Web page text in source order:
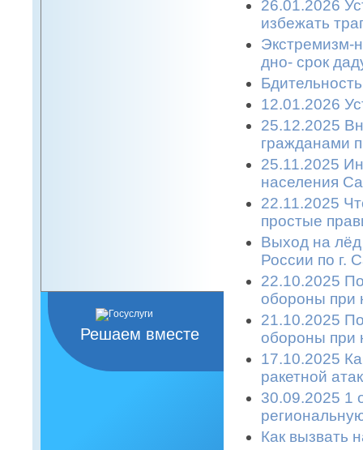
Решаем вместе
26.01.2026
избежать
Экстремизм-
дно- срок
12.01.2026
25.12.2025
гражданами
25.11.2025
населения
22.11.2025
простые
Выход на
России по г.
22.10.2025
обороны при
21.10.2025
обороны при
17.10.2025
ракетной
30.09.2025 1
Как вызвать